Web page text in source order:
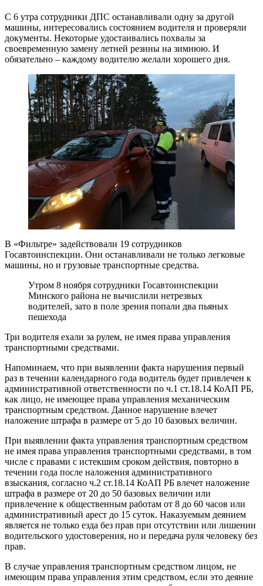
С 6 утра сотрудники ДПС останавливали одну за другой
машины, интересовались состоянием водителя и проверяли
документы. Некоторые удостаивались похвалы за
своевременную замену летней резины на зимнюю. И
обязательно – каждому водителю желали хорошего дня.
В «Фильтре» задействовали 19 сотрудников
Госавтоинспекции. Они останавливали не только легковые
машины, но и грузовые транспортные средства.
Утром 8 ноября сотрудники Госавтоинспекции
Минского района не вычислили нетрезвых
водителей, зато в поле зрения попали два пьяных
пешехода
Три водителя ехали за рулем, не имея права управления
транспортными средствами.
Напоминаем, что при выявлении факта нарушения первый
раз в течении календарного года водитель будет привлечен к
административной ответственности по ч.1 ст.18.14 КоАП РБ,
как лицо, не имеющее права управления механическим
транспортным средством. Данное нарушение влечет
наложение штрафа в размере от 5 до 10 базовых величин.
При выявлении факта управления транспортным средством
не имея права управления транспортными средствами, в том
числе с правами с истекшим сроком действия, повторно в
течении года после наложения административного
взыскания, согласно ч.2 ст.18.14 КоАП РБ влечет наложение
штрафа в размере от 20 до 50 базовых величин или
привлечение к общественным работам от 8 до 60 часов или
административный арест до 15 суток. Наказуемым деянием
является не только езда без прав при отсутствии или лишении
водительского удостоверения, но и передача руля человеку без
прав.
В случае управления транспортным средством лицом, не
имеющим права управления этим средством, если это деяние